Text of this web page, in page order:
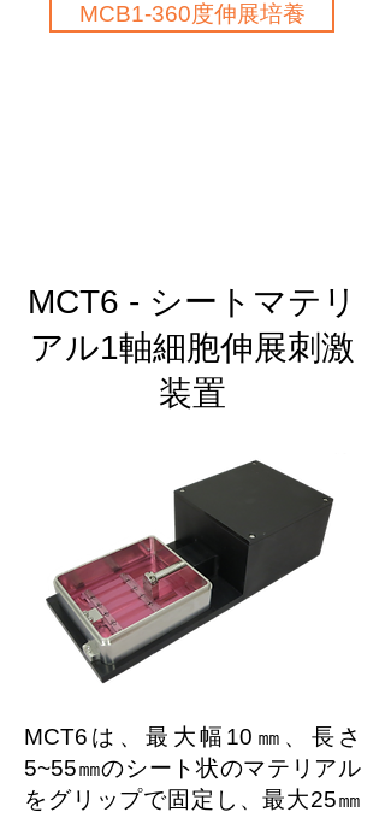
MCB1-360度伸展培養
MCT6 - シートマテリ
アル1軸細胞伸展刺激
装置
MCT6は、最大幅10㎜、長さ
5~55㎜のシート状のマテリアル
をグリップで固定し、最大25㎜